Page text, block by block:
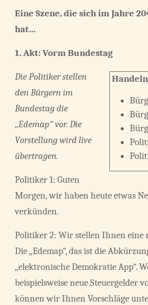
Eine Szene, die sich im Jahre
hat…
1. Akt: Vorm Bundestag
Die Politiker stellen
den Bürgern im
Bundestag die
„Edemap“ vor. Die
Vorstellung wird live
übertragen.
Politiker 1: Guten
Morgen, wir haben heute etwas
verkünden.
Politiker 2: Wir stellen Ihnen eine
Die „Edemap“, das ist die
„elektronische Demokratie App“.
beispielsweise neue Steuergelder
können wir Ihnen Vorschläge